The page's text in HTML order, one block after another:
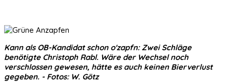
Kann als OB-Kandidat schon o'zapfn: Zwei Schläge
benötigte Christoph Rabl. Wäre der Wechsel noch
verschlossen gewesen, hätte es auch keinen Bierverlust
gegeben. - Fotos: W. Götz